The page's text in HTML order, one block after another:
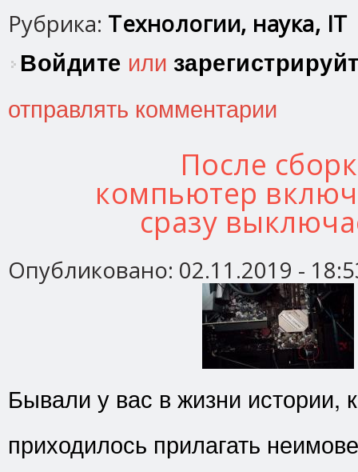
Рубрика: Технологии, наука, IT
Войдите или
отправлять комментарии
После
компьютер
сразу
Опубликовано: 02.11.2019 -
Бывали у вас в жизни истории,
приходилось прилагать